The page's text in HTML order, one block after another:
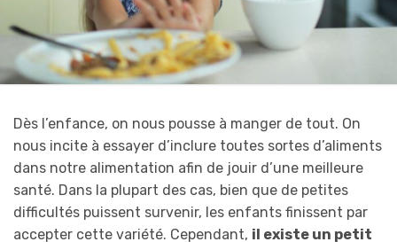
Dès l’enfance, on nous pousse à manger de tout. On
nous incite à essayer d’inclure toutes sortes d’aliments
dans notre alimentation afin de jouir d’une meilleure
santé. Dans la plupart des cas, bien que de petites
difficultés puissent survenir, les enfants finissent par
accepter cette variété. Cependant, il existe un petit